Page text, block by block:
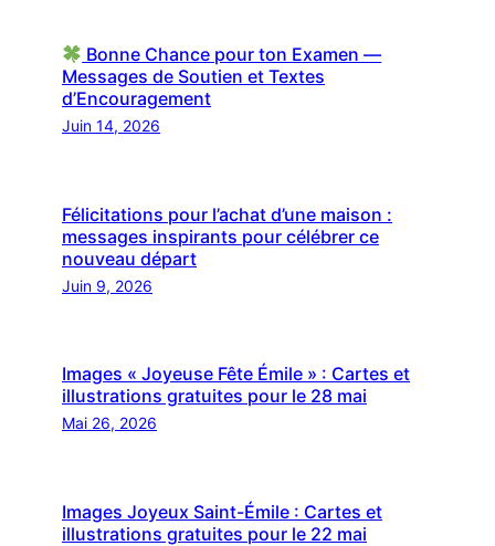
Bonne Chance pour ton Examen —
Messages de Soutien et Textes
d’Encouragement
Juin 14, 2026
Félicitations pour l’achat d’une maison :
messages inspirants pour célébrer ce
nouveau départ
Juin 9, 2026
Images « Joyeuse Fête Émile » : Cartes et
illustrations gratuites pour le 28 mai
Mai 26, 2026
Images Joyeux Saint-Émile : Cartes et
illustrations gratuites pour le 22 mai